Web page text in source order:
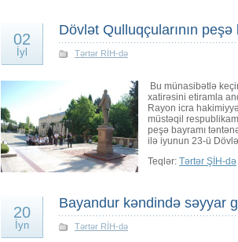
02
İyl
Dövlət Qulluqçularının peşə
Tərtər RİH-də
Bu münasibətlə
xatirəsini etiramla
Rayon icra
müstəqil
peşə bayramı
ilə iyunun 23-ü
Teqlər: Tərtər ŞİH-də
20
İyn
Bayandur kəndində səyyar
Tərtər RİH-də